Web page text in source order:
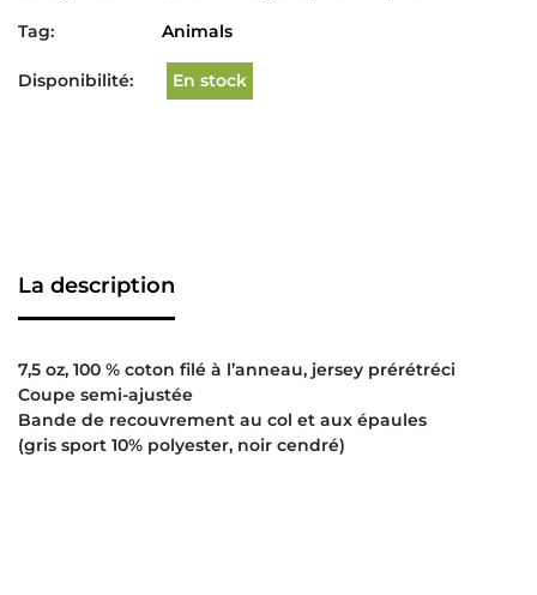
Tag:
Animals
Disponibilité: En stock
La description
7,5 oz, 100 % coton filé à l’anneau, jersey prérétréci
Coupe semi-ajustée
Bande de recouvrement au col et aux épaules
(gris sport 10% polyester, noir cendré)